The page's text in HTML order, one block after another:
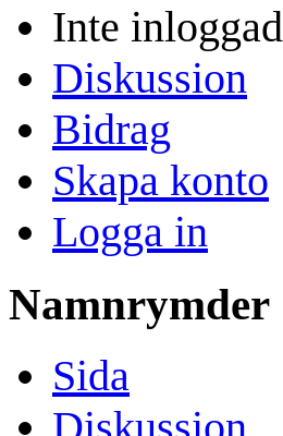
Inte inloggad
Diskussion
Bidrag
Skapa konto
Logga in
Namnrymder
Sida